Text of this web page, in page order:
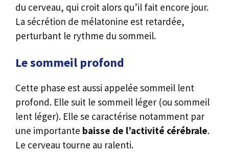
du cerveau, qui croit alors qu’il fait encore jour.
La sécrétion de mélatonine est retardée,
perturbant le rythme du sommeil.
Le sommeil profond
Cette phase est aussi appelée sommeil lent
profond. Elle suit le sommeil léger (ou sommeil
lent léger). Elle se caractérise notamment par
une importante baisse de l’activité cérébrale.
Le cerveau tourne au ralenti.